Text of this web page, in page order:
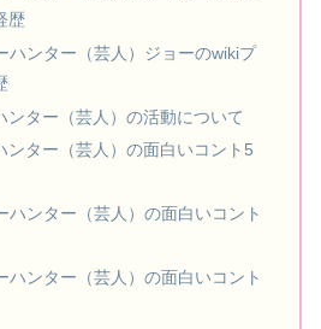
歴
ハンター（芸人）ジョーのwikiプ
ンター（芸人）の活動について
ンター（芸人）の面白いコント5
ハンター（芸人）の面白いコント
ハンター（芸人）の面白いコント